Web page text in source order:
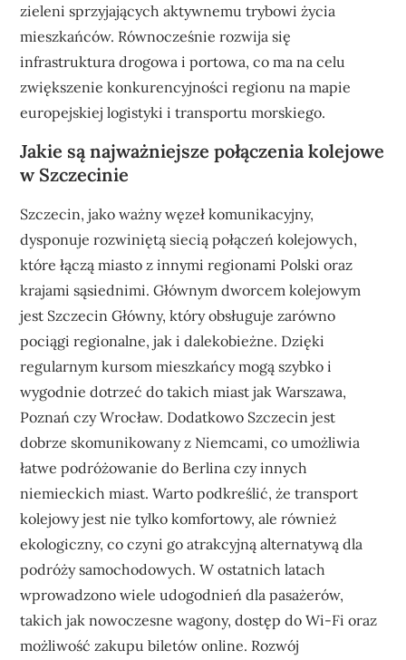
zieleni sprzyjających aktywnemu trybowi życia
mieszkańców. Równocześnie rozwija się
infrastruktura drogowa i portowa, co ma na celu
zwiększenie konkurencyjności regionu na mapie
europejskiej logistyki i transportu morskiego.
Jakie są najważniejsze połączenia kolejowe
w Szczecinie
Szczecin, jako ważny węzeł komunikacyjny,
dysponuje rozwiniętą siecią połączeń kolejowych,
które łączą miasto z innymi regionami Polski oraz
krajami sąsiednimi. Głównym dworcem kolejowym
jest Szczecin Główny, który obsługuje zarówno
pociągi regionalne, jak i dalekobieżne. Dzięki
regularnym kursom mieszkańcy mogą szybko i
wygodnie dotrzeć do takich miast jak Warszawa,
Poznań czy Wrocław. Dodatkowo Szczecin jest
dobrze skomunikowany z Niemcami, co umożliwia
łatwe podróżowanie do Berlina czy innych
niemieckich miast. Warto podkreślić, że transport
kolejowy jest nie tylko komfortowy, ale również
ekologiczny, co czyni go atrakcyjną alternatywą dla
podróży samochodowych. W ostatnich latach
wprowadzono wiele udogodnień dla pasażerów,
takich jak nowoczesne wagony, dostęp do Wi-Fi oraz
możliwość zakupu biletów online. Rozwój